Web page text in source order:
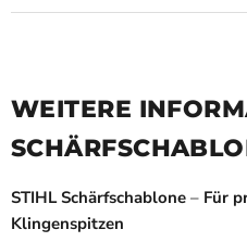
WEITERE
STIHL Schärfschablone – Für
Klingenspitzen